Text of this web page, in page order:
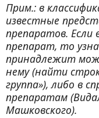
Прим.: в
известные
препаратов. Если
препарат, то
принадлежит
нему (найти
группа»), либо в
препаратам
Машковского).